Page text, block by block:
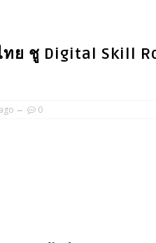
ย​ ชู Digital Skill
0